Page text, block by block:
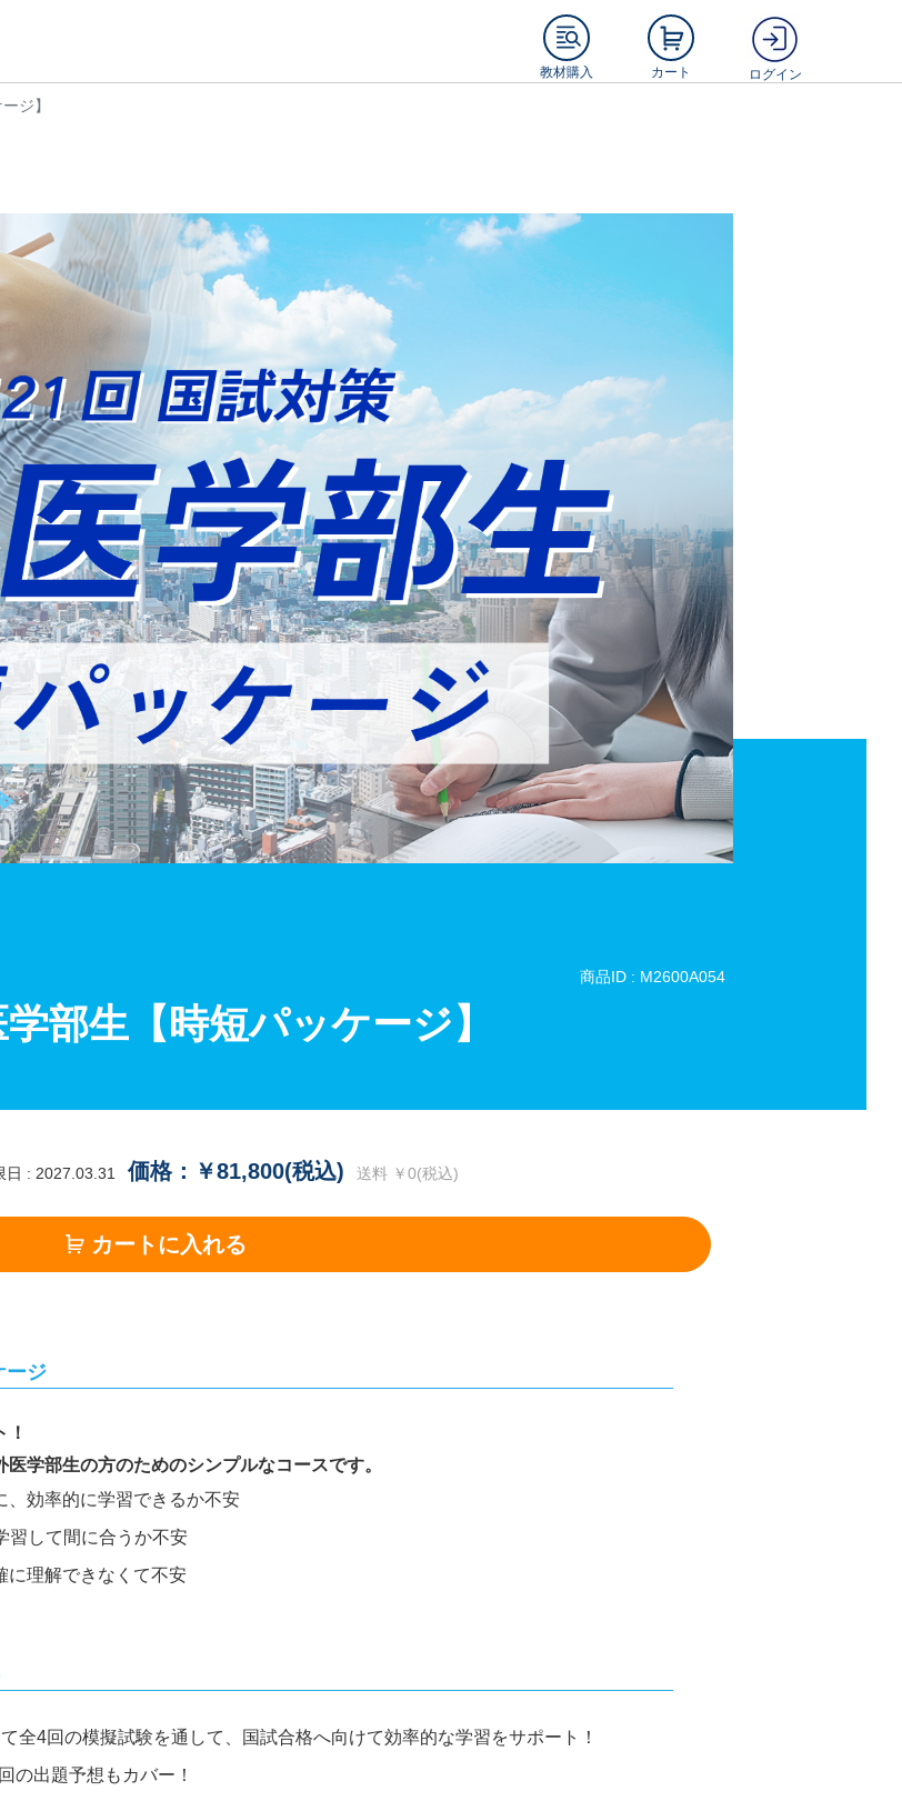
教材購入 カート ログイン
ジ】
商品ID : M2600A054
部生【時短パッケージ】
日 : 2027.03.31 価格：￥81,800(税込) 送料 ￥0(税込)
カートに入れる
ージ
学部生の方のためのシンプルなコースです。
効率的に学習できるか不安
習して間に合うか不安
に理解できなくて不安
全4回の模擬試験を通して、国試合格へ向けて効率的な学習をサポート！
の出題予想もカバー！